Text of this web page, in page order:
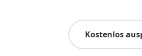
Kostenlos